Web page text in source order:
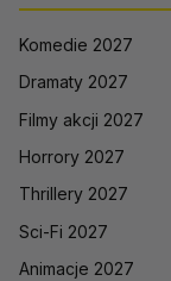
Komedie 2027
Dramaty 2027
Filmy akcji 2027
Horrory 2027
Thrillery 2027
Sci-Fi 2027
Animacje 2027